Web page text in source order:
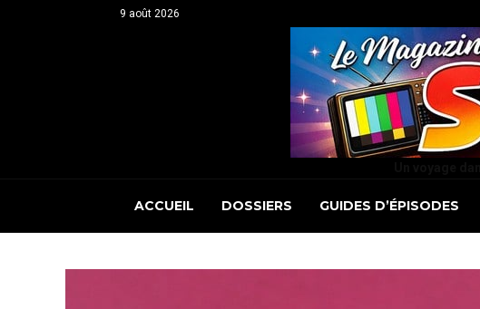
9 août 2026
ACCUEIL DOSSIERS GUIDES D’ÉPISODES